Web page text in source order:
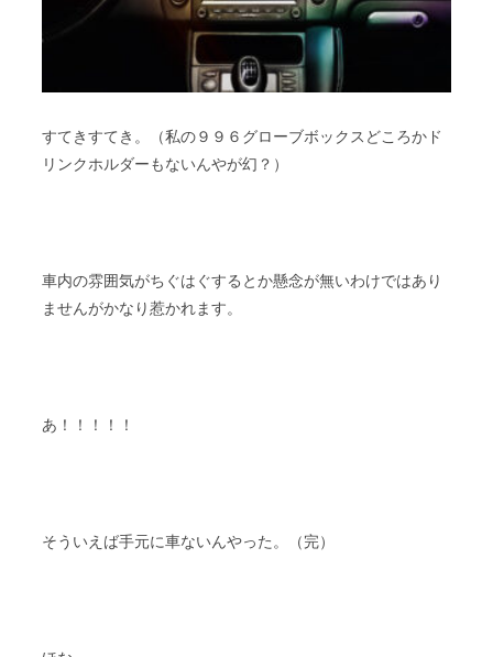
すてきすてき。（私の９９６グローブボックスどころかド
リンクホルダーもないんやが幻？）
車内の雰囲気がちぐはぐするとか懸念が無いわけではあり
ませんがかなり惹かれます。
あ！！！！！
そういえば手元に車ないんやった。（完）